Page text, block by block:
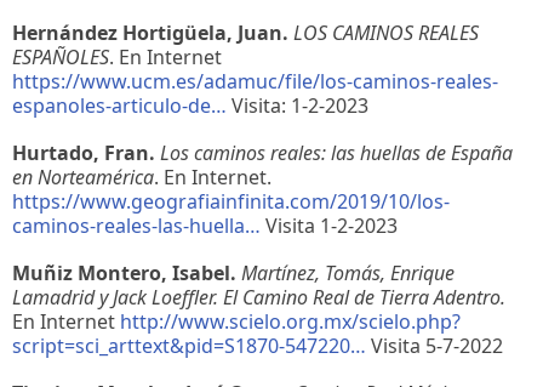
Hernández Hortigüela, Juan. LOS CAMINOS REALES
ESPAÑOLES. En Internet
https://www.ucm.es/adamuc/file/los-caminos-reales-
espanoles-articulo-de… Visita: 1-2-2023
Hurtado, Fran. Los caminos reales: las huellas de España
en Norteamérica. En Internet.
https://www.geografiainfinita.com/2019/10/los-
caminos-reales-las-huella… Visita 1-2-2023
Muñiz Montero, Isabel. Martínez, Tomás, Enrique
Lamadrid y Jack Loeffler. El Camino Real de Tierra Adentro.
En Internet http://www.scielo.org.mx/scielo.php?
script=sci_arttext&pid=S1870-547220… Visita 5-7-2022